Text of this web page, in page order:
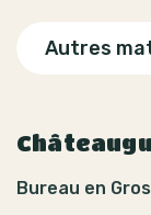
Autres
Bureau en Gros